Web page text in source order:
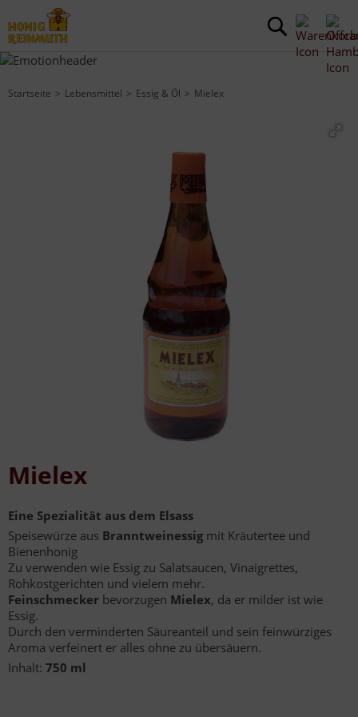
Startseite Lebensmittel Essig & Öl Mielex
Mielex
Eine Spezialität aus dem Elsass
Speisewürze aus Branntweinessig mit Kräutertee und
Bienenhonig
Zu verwenden wie Essig zu Salatsaucen, Vinaigrettes,
Rohkostgerichten und vielem mehr.
Feinschmecker bevorzugen Mielex, da er milder ist wie
Essig.
Durch den verminderten Säureanteil und sein feinwürziges
Aroma verfeinert er alles ohne zu übersäuern.
Inhalt: 750 ml